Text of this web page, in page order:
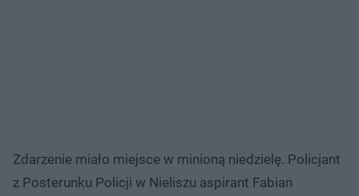
Zdarzenie miało miejsce w minioną niedzielę. Policjant
z Posterunku Policji w Nieliszu aspirant Fabian